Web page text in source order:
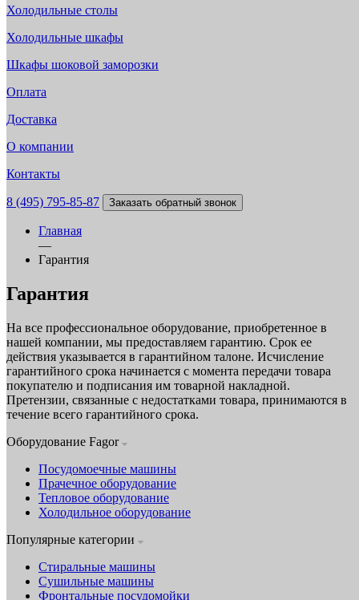
Холодильные столы
Холодильные шкафы
Шкафы шоковой заморозки
Оплата
Доставка
О компании
Контакты
8 (495) 795-85-87 Заказать обратный звонок
Главная
—
Гарантия
Гарантия
На все профессиональное оборудование, приобретенное в
нашей компании, мы предоставляем гарантию. Срок ее
действия указывается в гарантийном талоне. Исчисление
гарантийного срока начинается с момента передачи товара
покупателю и подписания им товарной накладной.
Претензии, связанные с недостатками товара, принимаются в
течение всего гарантийного срока.
Оборудование Fagor
Посудомоечные машины
Прачечное оборудование
Тепловое оборудование
Холодильное оборудование
Популярные категории
Стиральные машины
Сушильные машины
Фронтальные посудомойки